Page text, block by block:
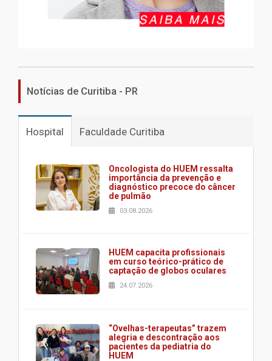
Notícias de Curitiba - PR
Hospital Faculdade Curitiba
Oncologista do HUEM ressalta
importância da prevenção e
diagnóstico precoce do câncer
de pulmão
03.08.2026
HUEM capacita profissionais
em curso teórico-prático de
captação de globos oculares
24.07.2026
“Ovelhas-terapeutas” trazem
alegria e descontração aos
pacientes da pediatria do
HUEM